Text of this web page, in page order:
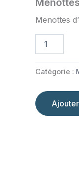
Menottes
d'instruction
Catégorie :